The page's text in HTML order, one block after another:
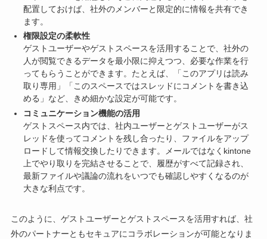
配置しておけば、社外のメンバーと限定的に情報を共有でき
ます。
権限設定の柔軟性
ゲストユーザーやゲストスペースを活用することで、社外の
人が閲覧できるデータを最小限に抑えつつ、必要な作業を行
ってもらうことができます。たとえば、「このアプリは読み
取り専用」「このスペースではスレッドにコメントを書き込
める」など、きめ細かな設定が可能です。
コミュニケーション機能の活用
ゲストスペース内では、社内ユーザーとゲストユーザーがス
レッドを使ってコメントを残し合ったり、ファイルをアップ
ロードして情報交換したりできます。メールではなくkintone
上でやり取りを完結させることで、履歴がすべて記録され、
最新ファイルや議論の流れをいつでも確認しやすくなるのが
大きな利点です。
このように、ゲストユーザーとゲストスペースを活用すれば、社
外のパートナーともセキュアにコラボレーションが可能となりま